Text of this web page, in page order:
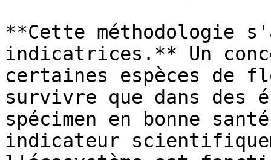
**Cette méthodologie
indicatrices.** Un
certaines espèces de
survivre que dans des
spécimen en bonne
indicateur